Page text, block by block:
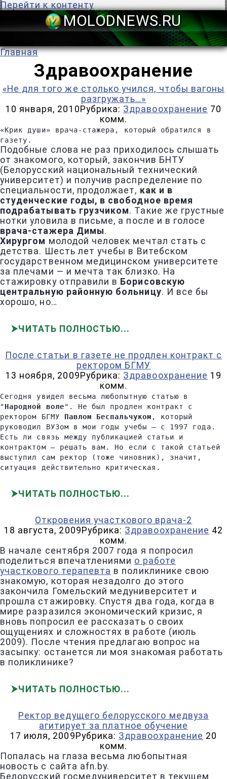
Перейти к контенту
Главная
Здравоохранение
«Не для того же столько учился, чтобы вагоны
разгружать…»
10 января, 2010 Рубрика: Здравоохранение 70
комм.
«Крик души» врача-стажера, который обратился в
газету.
Подобные слова не раз приходилось слышать
от знакомого, который, закончив БНТУ
(Белорусский национальный технический
университет) и получив распределение по
специальности, продолжает, как и в
студенческие годы, в свободное время
подрабатывать грузчиком. Такие же грустные
нотки уловила в письме, а после и в голосе
врача-стажера Димы.
Хирургом молодой человек мечтал стать с
детства. Шесть лет учебы в Витебском
государственном медицинском университете
за плечами — и мечта так близко. На
стажировку отправили в Борисовскую
центральную районную больницу. И все бы
хорошо, но…
ЧИТАТЬ ПОЛНОСТЬЮ
После статьи в газете не продлен контракт с
ректором БГМУ
13 ноября, 2009 Рубрика: Здравоохранение 19
комм.
Сегодня увидел весьма любопытную статью в
"Народной воле". Не был продлен контракт с
ректором БГМУ Павлом Беспальчуком , который
руководил ВУЗом в мои годы учебы — с 1997 года.
Есть ли связь между публикацией статьи и
контрактом — решать вам. Но если с такой статьей
выступил сам ректор (тоже чиновник), значит,
ситуация действительно критическая.
ЧИТАТЬ ПОЛНОСТЬЮ
Откровения участкового врача-2
18 августа, 2009 Рубрика: Здравоохранение 42
комм.
В начале сентября 2007 года я попросил
поделиться впечатлениями о работе
участкового терапевта в поликлинике свою
знакомую, которая незадолго до этого
закончила Гомельский медуниверситет и
прошла стажировку. Спустя два года, когда в
мире разразился экономический кризис, я
вновь попросил ее рассказать о своих
ощущениях и сложностях в работе (июль
2009). После чтения предлагаю вопрос на
засыпку: останется ли моя знакомая работать
в поликлинике?
ЧИТАТЬ ПОЛНОСТЬЮ
Ректор ведущего белорусского медвуза
агитирует за платное обучение
17 июля, 2009 Рубрика: Здравоохранение 20
комм.
Попалась на глаза весьма любопытная
новость с сайта afn.by.
Белорусский госмедуниверситет в текущем